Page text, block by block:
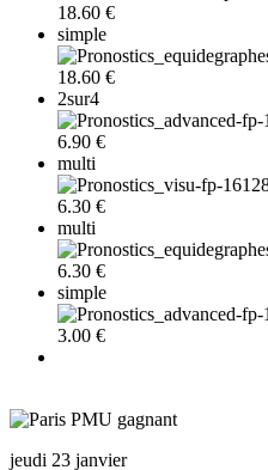
18.60 €
simple
18.60 €
2sur4
6.90 €
multi
6.30 €
multi
6.30 €
simple
3.00 €
jeudi 23 janvier